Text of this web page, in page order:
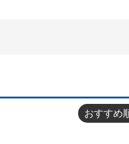
おすすめ